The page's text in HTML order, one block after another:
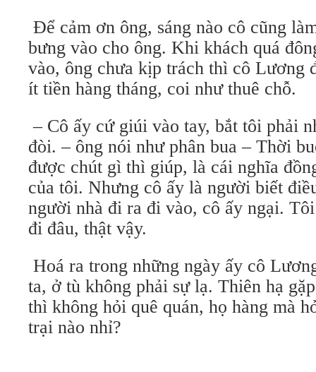
Để cảm ơn ông, sáng nào cô cũng
bưng vào cho ông. Khi khách quá
vào, ông chưa kịp trách thì cô Lương
ít tiền hàng tháng, coi như thuê chỗ.
– Cô ấy cứ giúi vào tay, bắt tôi phải
đòi. – ông nói như phân bua – Thời
được chút gì thì giúp, là cái nghĩa
của tôi. Nhưng cô ấy là người biết
người nhà đi ra đi vào, cô ấy ngại.
đi đâu, thật vậy.
Hoá ra trong những ngày ấy cô
ta, ở tù không phải sự lạ. Thiên hạ
thì không hỏi quê quán, họ hàng mà
trại nào nhỉ?